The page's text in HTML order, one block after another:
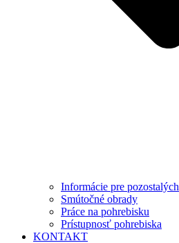
Informácie pre pozostalých
Smútočné obrady
Práce na pohrebisku
Prístupnosť pohrebiska
KONTAKT